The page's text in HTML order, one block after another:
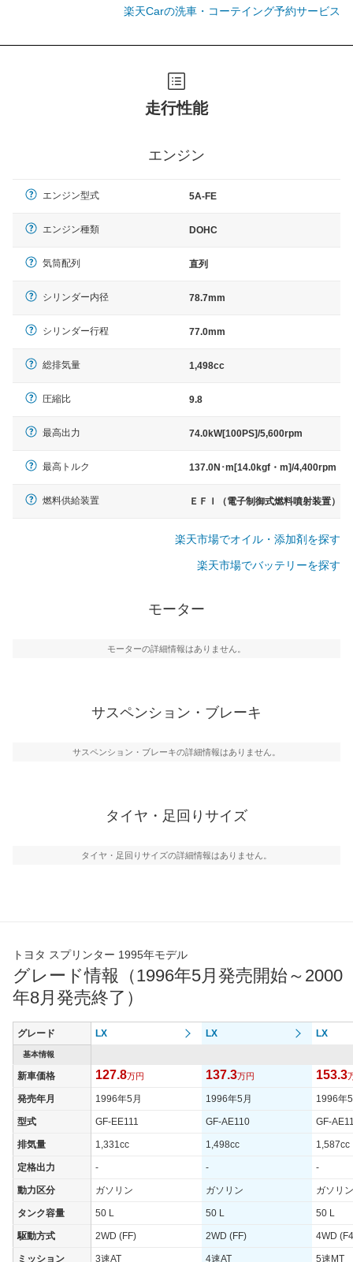
楽天Carの洗車・コーテイング予約サービス
走行性能
エンジン
エンジン型式 5A-FE
エンジン種類 DOHC
気筒配列 直列
シリンダー内径 78.7mm
シリンダー行程 77.0mm
総排気量 1,498cc
圧縮比 9.8
最高出力 74.0kW[100PS]/5,600rpm
最高トルク 137.0N･m[14.0kgf・m]/4,400rpm
燃料供給装置 ＥＦＩ（電子制御式燃料噴射装置）
楽天市場でオイル・添加剤を探す
楽天市場でバッテリーを探す
モーター
モーターの詳細情報はありません。
サスペンション・ブレーキ
サスペンション・ブレーキの詳細情報はありません。
タイヤ・足回りサイズ
タイヤ・足回りサイズの詳細情報はありません。
トヨタ スプリンター 1995年モデル
グレード情報（1996年5月発売開始～2000
年8月発売終了）
グレード LX LX LX
基本情報
新車価格 127.8万円 137.3万円 153.3
発売年月 1996年5月 1996年5月 1996年
型式 GF-EE111 GF-AE110 GF-
排気量 1,331cc 1,498cc 1,587cc
定格出力 - - -
動力区分 ガソリン ガソリン ガソリン
タンク容量 50 L 50 L 50 L
駆動方式 2WD (FF) 2WD (FF) 4WD
ミッション 3速AT 4速AT 5速MT